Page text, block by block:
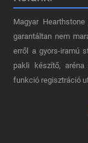
Magyar
garantáltan nem
erről a gyors-iramú
pakli készítő,
funkció regisztráció